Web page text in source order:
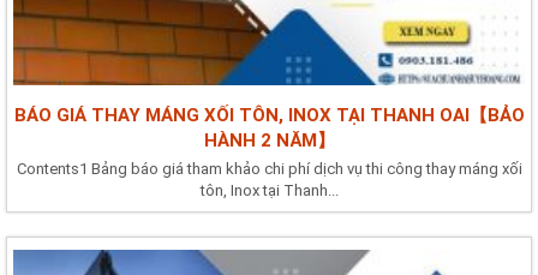
BÁO GIÁ THAY MÁNG XỐI TÔN, INOX TẠI THANH OAI【BẢO
HÀNH 2 NĂM】
Contents1 Bảng báo giá tham khảo chi phí dịch vụ thi công thay máng xối
tôn, Inox tại Thanh...